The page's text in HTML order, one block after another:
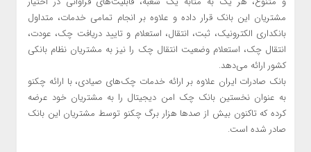
مشتریان این بانک قرار داده و علاوه بر انجام تمامی خدمات، متداول
بانکداری الکترونیک، ثبت، انتقال، استعلام و تایید دریافت چک، عودت،
انتقال چک، استعلام وضعیت انتقال چک را نیز به مشتریان نظام بانکی
کشور ارائه می‌دهد.
بانک صادرات ایران علاوه بر ارائه خدمات چک‌های صیادی، با ارائه چکنو
به عنوان نخستین بانک چک امن دیجیتال را به مشتریان خود عرضه
کرده که تاکنون بیش از صدها هزار برگ چکنو توسط مشتریان این بانک
صادر شده است.